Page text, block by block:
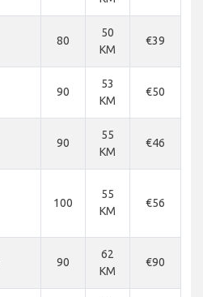
80
50
KM
€39
90
53
KM
€50
90
55
KM
€46
100
55
KM
€56
90
62
KM
€90